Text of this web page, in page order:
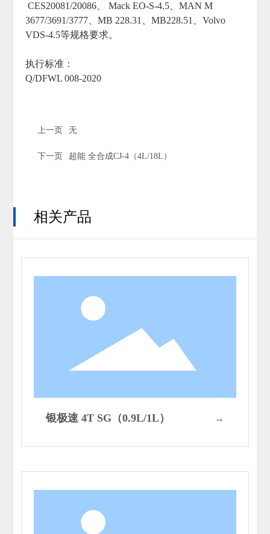
CES20081/20086、 Mack EO-S-4.5、MAN M
3677/3691/3777、MB 228.31、MB228.51、Volvo
VDS-4.5等规格要求。
执行标准：
Q/DFWL 008-2020
上一页 无
下一页 超能 全合成CJ-4（4L/18L）
相关产品
银极速 4T SG（0.9L/1L） →